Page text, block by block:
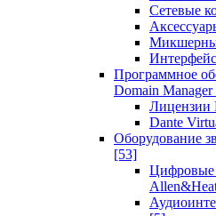
Сетевые
Программное
Domain Manager
Лицензии
Dante
Оборудование
[53]
Цифровые